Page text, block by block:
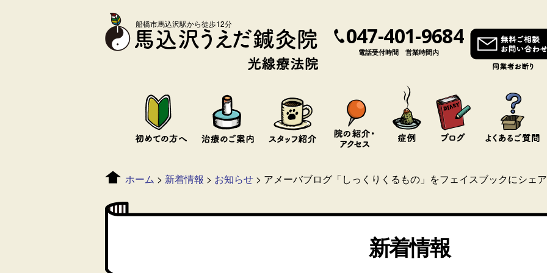
船橋市馬込沢駅から徒歩12分 047-401-9684
電話受付時間 営業時間内
ホーム > 新着情報 > お知らせ > アメーバブログ「しっくりくるもの」をフェイスブックにシェ
新着情報